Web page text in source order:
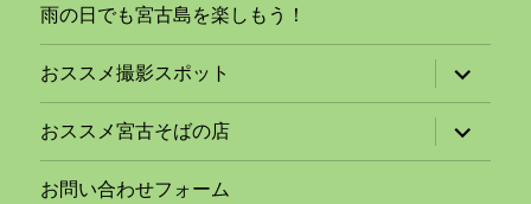
雨の日でも宮古島を楽しもう！
おススメ撮影スポット
サ
ブ
メ
ニ
ュ
ー
おススメ宮古そばの店
サ
ブ
メ
お問い合わせフォーム